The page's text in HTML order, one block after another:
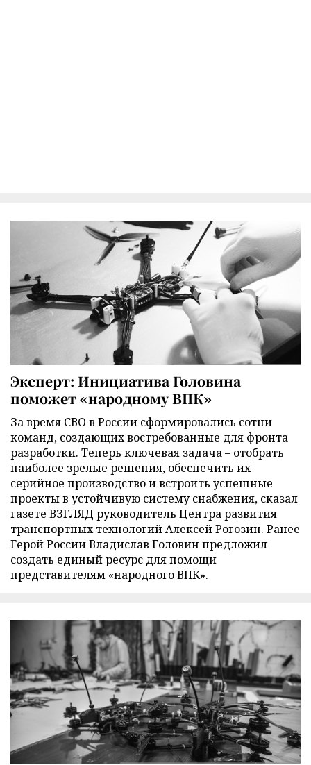
Эксперт: Инициатива Головина
поможет «народному ВПК»
За время СВО в России сформировались сотни
команд, создающих востребованные для фронта
разработки. Теперь ключевая задача – отобрать
наиболее зрелые решения, обеспечить их
серийное производство и встроить успешные
проекты в устойчивую систему снабжения, сказал
газете ВЗГЛЯД руководитель Центра развития
транспортных технологий Алексей Рогозин. Ранее
Герой России Владислав Головин предложил
создать единый ресурс для помощи
представителям «народного ВПК».